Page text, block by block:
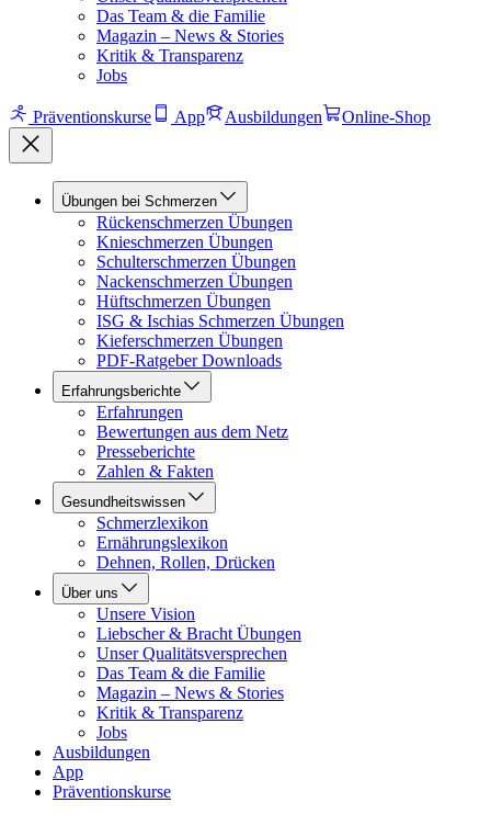
Das Team & die Familie
Magazin – News & Stories
Kritik & Transparenz
Jobs
Präventionskurse App Ausbildungen Online-Shop
Übungen bei Schmerzen
Rückenschmerzen Übungen
Knieschmerzen Übungen
Schulterschmerzen Übungen
Nackenschmerzen Übungen
Hüftschmerzen Übungen
ISG & Ischias Schmerzen Übungen
Kieferschmerzen Übungen
PDF-Ratgeber Downloads
Erfahrungsberichte
Erfahrungen
Bewertungen aus dem Netz
Presseberichte
Zahlen & Fakten
Gesundheitswissen
Schmerzlexikon
Ernährungslexikon
Dehnen, Rollen, Drücken
Über uns
Unsere Vision
Liebscher & Bracht Übungen
Unser Qualitätsversprechen
Das Team & die Familie
Magazin – News & Stories
Kritik & Transparenz
Jobs
Ausbildungen
App
Präventionskurse